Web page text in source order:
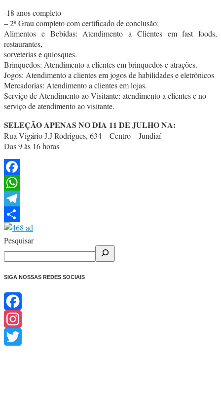
-18 anos completo
– 2º Grau completo com certificado de conclusão;
Alimentos e Bebidas: Atendimento a Clientes em fast foods,
restaurantes,
sorveterias e quiosques.
Brinquedos: Atendimento a clientes em brinquedos e atrações.
Jogos: Atendimento a clientes em jogos de habilidades e eletrônicos
Mercadorias: Atendimento a clientes em lojas.
Serviço de Atendimento ao Visitante: atendimento a clientes e no
serviço de atendimento ao visitante.
SELEÇÃO APENAS NO DIA 11 DE JULHO NA:
Rua Vigário J.J Rodrigues, 634 – Centro – Jundiaí
Das 9 às 16 horas
Facebook
WhatsApp
Telegram
Share
Pesquisar
SIGA NOSSAS REDES SOCIAIS
Facebook
Instagram